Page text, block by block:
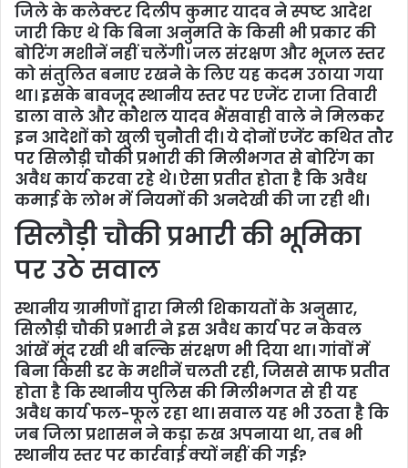
जिले के कलेक्टर दिलीप कुमार यादव ने स्पष्ट आदेश
जारी किए थे कि बिना अनुमति के किसी भी प्रकार की
बोरिंग मशीनें नहीं चलेंगी। जल संरक्षण और भूजल स्तर
को संतुलित बनाए रखने के लिए यह कदम उठाया गया
था। इसके बावजूद स्थानीय स्तर पर एजेंट राजा तिवारी
डाला वाले और कौशल यादव भैंसवाही वाले ने मिलकर
इन आदेशों को खुली चुनौती दी। ये दोनों एजेंट कथित तौर
पर सिलौड़ी चौकी प्रभारी की मिलीभगत से बोरिंग का
अवैध कार्य करवा रहे थे। ऐसा प्रतीत होता है कि अवैध
कमाई के लोभ में नियमों की अनदेखी की जा रही थी।
सिलौड़ी चौकी प्रभारी की भूमिका
पर उठे सवाल
स्थानीय ग्रामीणों द्वारा मिली शिकायतों के अनुसार,
सिलौड़ी चौकी प्रभारी ने इस अवैध कार्य पर न केवल
आंखें मूंद रखी थी बल्कि संरक्षण भी दिया था। गांवों में
बिना किसी डर के मशीनें चलती रही, जिससे साफ प्रतीत
होता है कि स्थानीय पुलिस की मिलीभगत से ही यह
अवैध कार्य फल-फूल रहा था। सवाल यह भी उठता है कि
जब जिला प्रशासन ने कड़ा रुख अपनाया था, तब भी
स्थानीय स्तर पर कार्रवाई क्यों नहीं की गई?